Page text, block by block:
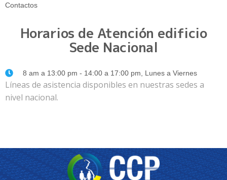
Contactos
Horarios de Atención edificio
Sede Nacional
8 am a 13:00 pm - 14:00 a 17:00 pm, Lunes a Viernes
Líneas de asistencia disponibles en nuestras sedes a
nivel nacional.